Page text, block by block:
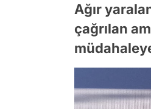
Ağır
çağrılan